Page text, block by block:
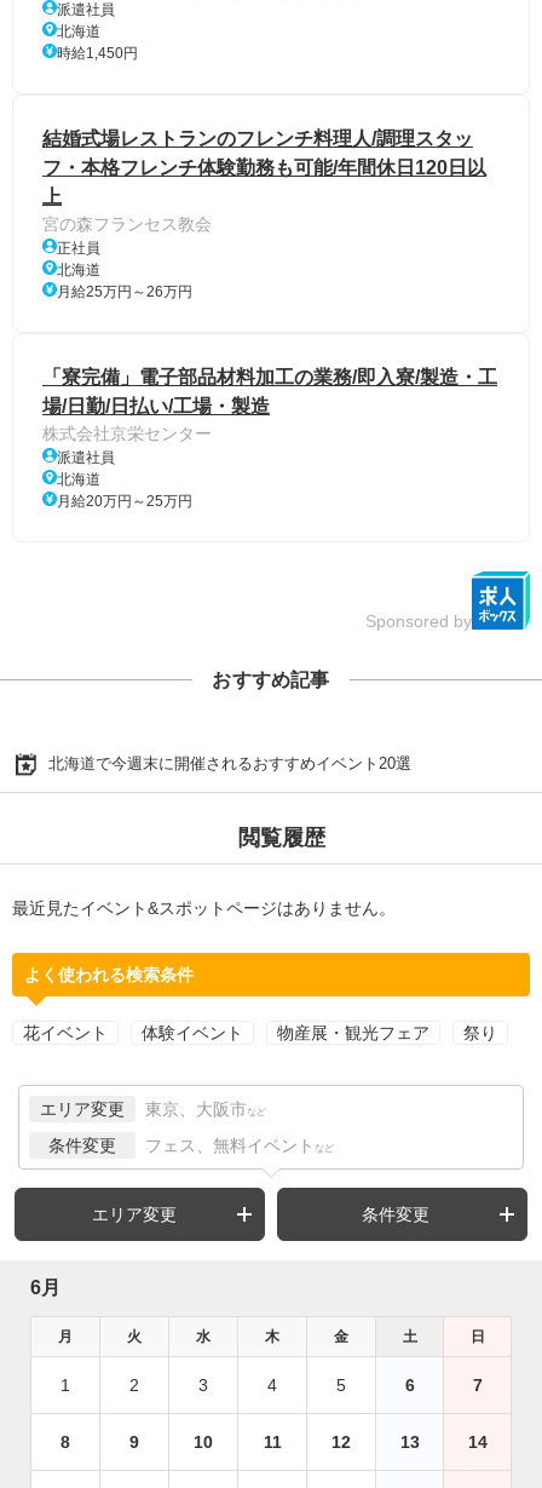
派遣社員
北海道
時給1,450円
結婚式場レストランのフレンチ料理人/調理スタッ
フ・本格フレンチ体験勤務も可能/年間休日120日以
上
宮の森フランセス教会
正社員
北海道
月給25万円～26万円
「寮完備」電子部品材料加工の業務/即入寮/製造・工
場/日勤/日払い/工場・製造
株式会社京栄センター
派遣社員
北海道
月給20万円～25万円
Sponsored by
おすすめ記事
北海道で今週末に開催されるおすすめイベント20選
閲覧履歴
最近見たイベント&スポットページはありません。
よく使われる検索条件
花イベント 体験イベント 物産展・観光フェア 祭り
エリア変更 東京、大阪市 など
条件変更 フェス、無料イベント など
エリア変更 条件変更
6月
月 火 水 木 金 土 日
1 2 3 4 5 6 7
8 9 10 11 12 13 14